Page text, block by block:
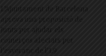
L’Ajuntament de Barcelona
aprova una proposició de
Junts per ajudar els
comerços afectats per
l'esvoranc de l'L9